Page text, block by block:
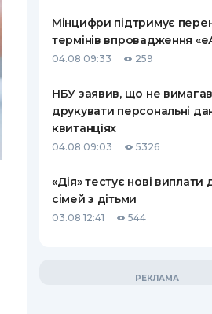
Мінцифри підтримує
термінів впровадження
04.08 09:33 259
НБУ заявив, що не вимагав
друкувати персональні
квитанціях
04.08 09:03 5326
«Дія» тестує нові виплати
сімей з дітьми
03.08 12:41 544